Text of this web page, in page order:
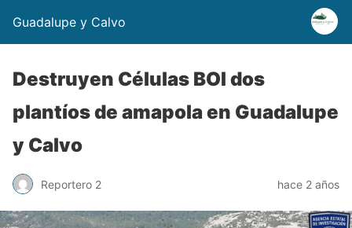
Guadalupe y Calvo
Destruyen Células BOI dos
plantíos de amapola en Guadalupe
y Calvo
Reportero 2 hace 2 años